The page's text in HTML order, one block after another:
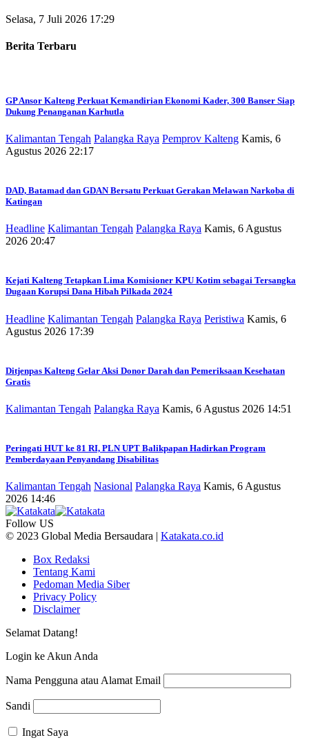
Selasa, 7 Juli 2026 17:29
Berita Terbaru
GP Ansor Kalteng Perkuat Kemandirian Ekonomi Kader, 300 Banser Siap
Dukung Penanganan Karhutla
Kalimantan Tengah Palangka Raya Pemprov Kalteng Kamis, 6
Agustus 2026 22:17
DAD, Batamad dan GDAN Bersatu Perkuat Gerakan Melawan Narkoba di
Katingan
Headline Kalimantan Tengah Palangka Raya Kamis, 6 Agustus
2026 20:47
Kejati Kalteng Tetapkan Lima Komisioner KPU Kotim sebagai Tersangka
Dugaan Korupsi Dana Hibah Pilkada 2024
Headline Kalimantan Tengah Palangka Raya Peristiwa Kamis, 6
Agustus 2026 17:39
Ditjenpas Kalteng Gelar Aksi Donor Darah dan Pemeriksaan Kesehatan
Gratis
Kalimantan Tengah Palangka Raya Kamis, 6 Agustus 2026 14:51
Peringati HUT ke 81 RI, PLN UPT Balikpapan Hadirkan Program
Pemberdayaan Penyandang Disabilitas
Kalimantan Tengah Nasional Palangka Raya Kamis, 6 Agustus
2026 14:46
Follow US
© 2023 Global Media Bersaudara | Katakata.co.id
Box Redaksi
Tentang Kami
Pedoman Media Siber
Privacy Policy
Disclaimer
Selamat Datang!
Login ke Akun Anda
Nama Pengguna atau Alamat Email
Sandi
Ingat Saya